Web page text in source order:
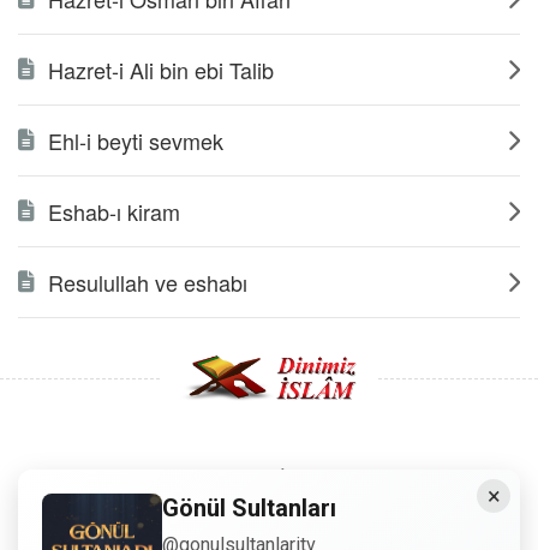
Hazret-i Ali bin ebi Talib
Ehl-i beyti sevmek
Eshab-ı kiram
Resulullah ve eshabı
Copyright © 2008 - Dinimiz İslam. Her Hakkı Saklıdır.
Sitemizdeki bilgiler, bütün insanların istifadesi için
×
Gönül Sultanları
@gonulsultanlaritv